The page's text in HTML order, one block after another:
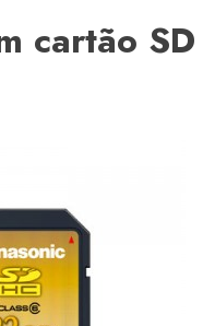
cartão SD